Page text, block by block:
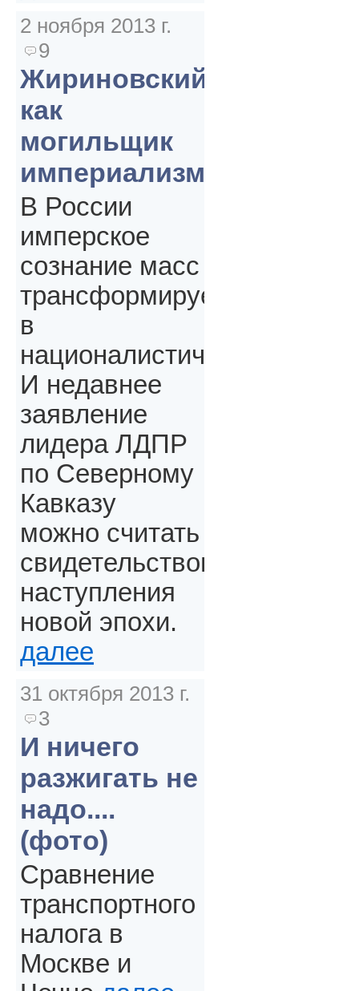
2 ноября 2013 г.
9
Жириновский
как
могильщик
империализма
В России
имперское
сознание масс
трансформируется
в
националистическое.
И недавнее
заявление
лидера ЛДПР
по Северному
Кавказу
можно считать
свидетельством
наступления
новой эпохи.
далее
31 октября 2013 г.
3
И ничего
разжигать не
надо....
(фото)
Сравнение
транспортного
налога в
Москве и